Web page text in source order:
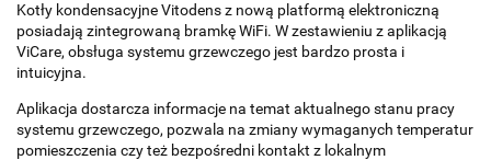
Kotły kondensacyjne Vitodens z nową platformą elektroniczną
posiadają zintegrowaną bramkę WiFi. W zestawieniu z aplikacją
ViCare, obsługa systemu grzewczego jest bardzo prosta i
intuicyjna.
Aplikacja dostarcza informacje na temat aktualnego stanu pracy
systemu grzewczego, pozwala na zmiany wymaganych temperatur
pomieszczenia czy też bezpośredni kontakt z lokalnym